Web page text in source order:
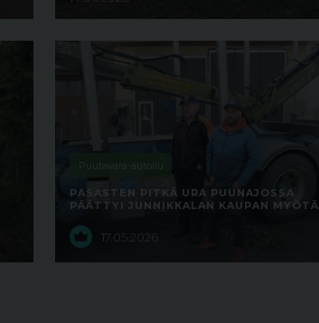
Puutavara-autoilu
PASASTEN PITKÄ URA PUUNAJOSSA
PÄÄTTYI JUNNIKKALAN KAUPAN MYÖTÄ
17.05.2026